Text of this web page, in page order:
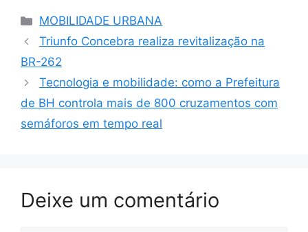
Categorias
MOBILIDADE URBANA
Triunfo Concebra realiza revitalização na
BR-262
Tecnologia e mobilidade: como a Prefeitura
de BH controla mais de 800 cruzamentos com
semáforos em tempo real
Deixe um comentário